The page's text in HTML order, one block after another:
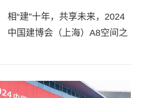
相“建”十年，共享未来，2024
中国建博会（上海）A8空间之